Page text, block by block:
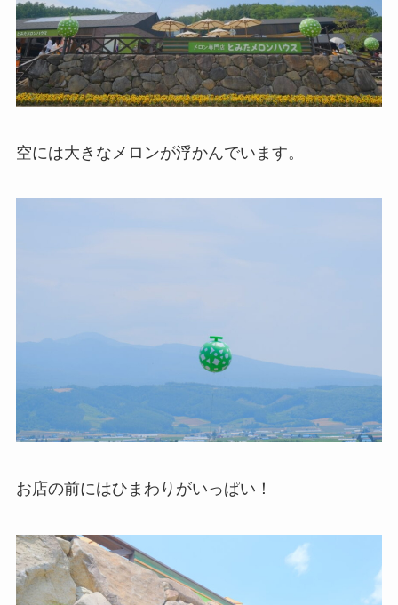
空には大きなメロンが浮かんでいます。
お店の前にはひまわりがいっぱい！